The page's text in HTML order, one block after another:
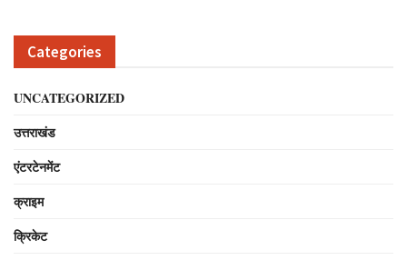
Categories
UNCATEGORIZED
उत्तराखंड
एंटरटेनमेंट
क्राइम
क्रिकेट